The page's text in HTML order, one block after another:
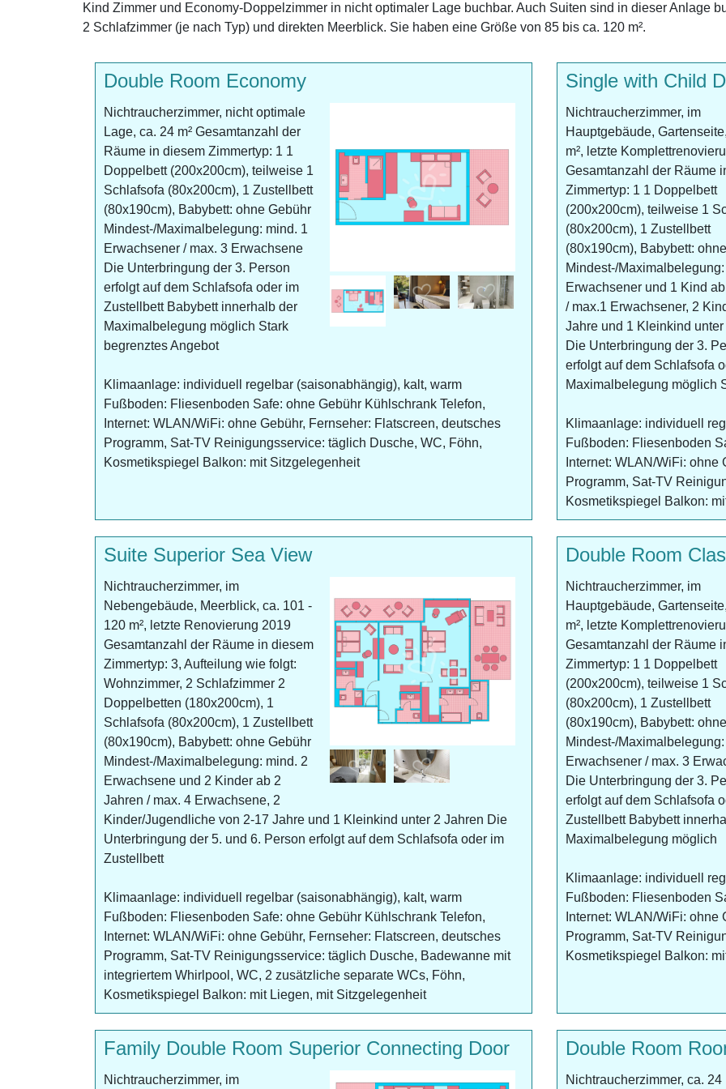
Kind Zimmer und Economy-Doppelzimmer in nicht optimaler Lage buchbar. Auch Suiten sind in dieser Anlage
2 Schlafzimmer (je nach Typ) und direkten Meerblick. Sie haben eine Größe von 85 bis ca. 120 m².
Double Room Economy
Nichtraucherzimmer, nicht optimale
Lage, ca. 24 m² Gesamtanzahl der
Räume in diesem Zimmertyp: 1 1
Doppelbett (200x200cm), teilweise 1
Schlafsofa (80x200cm), 1 Zustellbett
(80x190cm), Babybett: ohne Gebühr
Mindest-/Maximalbelegung: mind. 1
Erwachsener / max. 3 Erwachsene
Die Unterbringung der 3. Person
erfolgt auf dem Schlafsofa oder im
Zustellbett Babybett innerhalb der
Maximalbelegung möglich Stark
begrenztes Angebot
Klimaanlage: individuell regelbar (saisonabhängig), kalt, warm
Fußboden: Fliesenboden Safe: ohne Gebühr Kühlschrank Telefon,
Internet: WLAN/WiFi: ohne Gebühr, Fernseher: Flatscreen, deutsches
Programm, Sat-TV Reinigungsservice: täglich Dusche, WC, Föhn,
Kosmetikspiegel Balkon: mit Sitzgelegenheit
Single with Child
Nichtraucherzimmer, im
Hauptgebäude,
m², letzte
Gesamtanzahl der Räume
Zimmertyp: 1 1 Doppelbett
(200x200cm), teilweise 1
(80x200cm), 1 Zustellbett
(80x190cm), Babybett:
Mindest-/
Erwachsener und 1 Kind
/ max.1 Erwachsener, 2
Jahre und 1 Kleinkind
Die Unterbringung der 3.
erfolgt auf dem Schlafsofa
Maximalbelegung möglich
Klimaanlage: individuell
Fußboden: Fliesenboden
Internet: WLAN/WiFi:
Programm, Sat-TV
Kosmetikspiegel Balkon:
Suite Superior Sea View
Nichtraucherzimmer, im
Nebengebäude, Meerblick, ca. 101 -
120 m², letzte Renovierung 2019
Gesamtanzahl der Räume in diesem
Zimmertyp: 3, Aufteilung wie folgt:
Wohnzimmer, 2 Schlafzimmer 2
Doppelbetten (180x200cm), 1
Schlafsofa (80x200cm), 1 Zustellbett
(80x190cm), Babybett: ohne Gebühr
Mindest-/Maximalbelegung: mind. 2
Erwachsene und 2 Kinder ab 2
Jahren / max. 4 Erwachsene, 2
Kinder/Jugendliche von 2-17 Jahre und 1 Kleinkind unter 2 Jahren Die
Unterbringung der 5. und 6. Person erfolgt auf dem Schlafsofa oder im
Zustellbett
Klimaanlage: individuell regelbar (saisonabhängig), kalt, warm
Fußboden: Fliesenboden Safe: ohne Gebühr Kühlschrank Telefon,
Internet: WLAN/WiFi: ohne Gebühr, Fernseher: Flatscreen, deutsches
Programm, Sat-TV Reinigungsservice: täglich Dusche, Badewanne mit
integriertem Whirlpool, WC, 2 zusätzliche separate WCs, Föhn,
Kosmetikspiegel Balkon: mit Liegen, mit Sitzgelegenheit
Double Room
Nichtraucherzimmer, im
Hauptgebäude,
m², letzte
Gesamtanzahl der Räume
Zimmertyp: 1 1 Doppelbett
(200x200cm), teilweise 1
(80x200cm), 1 Zustellbett
(80x190cm), Babybett:
Mindest-/
Erwachsener / max. 3
Die Unterbringung der 3.
erfolgt auf dem Schlafsofa
Zustellbett Babybett
Maximalbelegung möglich
Klimaanlage: individuell
Fußboden: Fliesenboden
Internet: WLAN/WiFi:
Programm, Sat-TV
Kosmetikspiegel Balkon:
Family Double Room Superior Connecting Door
Nichtraucherzimmer, im
Double Room
Nichtraucherzimmer, ca. 24